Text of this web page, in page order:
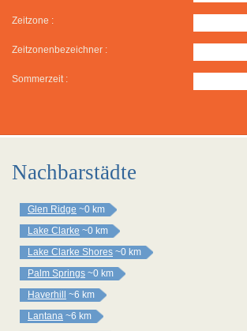
Zeitzone :
Zeitzonenbezeichner :
Sommerzeit :
Nachbarstädte
Glen Ridge ~0 km
Lake Clarke ~0 km
Lake Clarke Shores ~0 km
Palm Springs ~0 km
Haverhill
~6 km
Lantana ~6 km